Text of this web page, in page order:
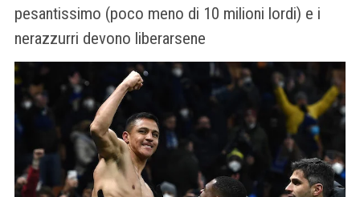
pesantissimo (poco meno di 10 milioni lordi) e i
nerazzurri devono liberarsene